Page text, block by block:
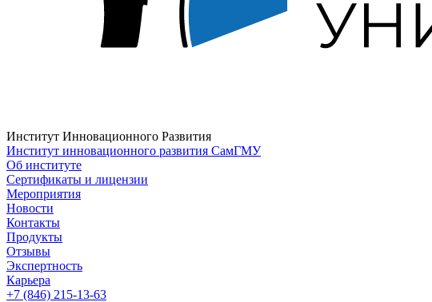
Институт Инновационного Развития
Институт инновационного развития СамГМУ
Об институте
Сертификаты и лицензии
Мероприятия
Новости
Контакты
Продукты
Отзывы
Экспертность
Карьера
+7 (846) 215-13-63